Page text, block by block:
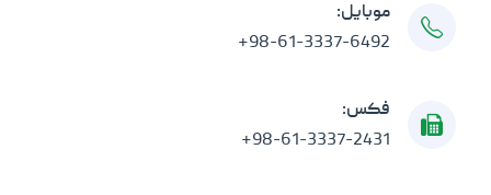
موبایل:
+98-61-3337-6492
فکس:
+98-61-3337-2431